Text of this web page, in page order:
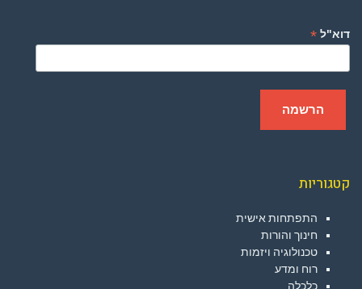
דוא"ל *
קטגוריות
התפתחות אישית
חינוך והורות
טכנולוגיה ויזמות
רוח ומדע
כלכלה